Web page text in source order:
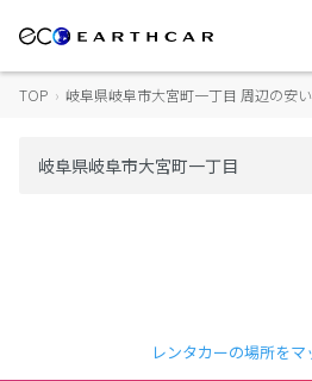
TOP › 岐阜県岐阜市大宮町一丁目 周辺の安
レンタカーの場所をマ